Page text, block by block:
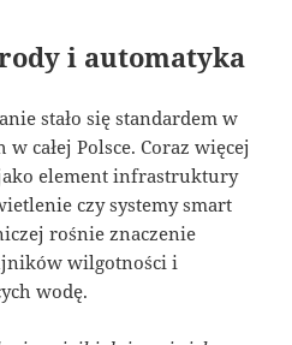
i automatyka
stało się standardem w
całej Polsce. Coraz więcej
element infrastruktury
czy systemy smart
rośnie znaczenie
wilgotności i
wodę.